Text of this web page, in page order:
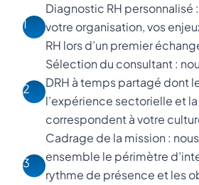
1
Diagnostic RH personnalisé
votre organisation, vos
RH lors d’un premier
2
Sélection du consultant :
DRH à temps partagé dont
l’expérience sectorielle et
correspondent à votre
3
Cadrage de la mission :
ensemble le périmètre
rythme de présence et les